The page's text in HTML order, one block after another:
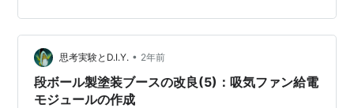
線を墨だしします。 まずは、ダクト正面と背面用と、2
枚を重ねて、切り出しします。 車両制作で車室とデッキ
部分を谷折りした時と同じように、適当な端材と定規を
使って谷折りにします。 ダクト正面と背面用共に折り目
をつけておきます。 ダ…
思考実験とD.I.Y. • 2年前
段ボール製塗装ブースの改良(5)：吸気ファン給電
モジュールの作成